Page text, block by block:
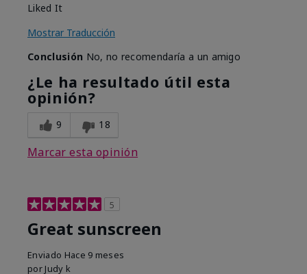
Liked It
Mostrar Traducción
Conclusión No, no recomendaría a un amigo
¿Le ha resultado útil esta
opinión?
9 18
Marcar esta opinión
5
Great sunscreen
Enviado Hace 9 meses
por Judy k